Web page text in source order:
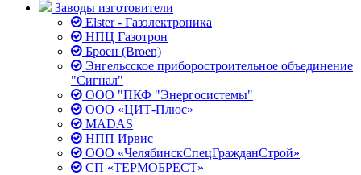
Заводы изготовители
Elster - Газэлектроника
НПЦ Газотрон
Броен (Broen)
Энгельсское приборостроительное объединение
"Сигнал"
ООО "ПКФ "Энергосистемы"
ООО «ЦИТ-Плюс»
MADAS
НПП Ирвис
ООО «ЧелябинскСпецГражданСтрой»
СП «ТЕРМОБРЕСТ»